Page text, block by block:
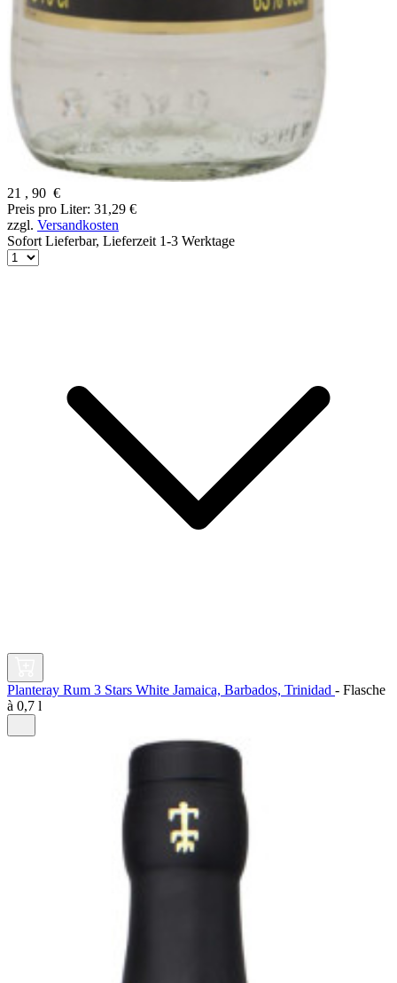
21 , 90 €
Preis pro Liter: 31,29 €
zzgl. Versandkosten
Sofort Lieferbar, Lieferzeit 1-3 Werktage
Planteray Rum 3 Stars White Jamaica, Barbados, Trinidad - Flasche
à 0,7 l